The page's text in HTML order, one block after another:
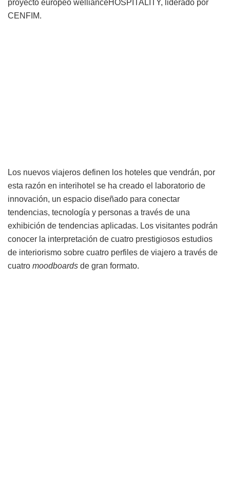
proyecto europeo wellianceHOSPITALITY, liderado por
CENFIM.
Los nuevos viajeros definen los hoteles que vendrán, por
esta razón en interihotel se ha creado el laboratorio de
innovación, un espacio diseñado para conectar
tendencias, tecnología y personas a través de una
exhibición de tendencias aplicadas. Los visitantes podrán
conocer la interpretación de cuatro prestigiosos estudios
de interiorismo sobre cuatro perfiles de viajero a través de
cuatro moodboards de gran formato.